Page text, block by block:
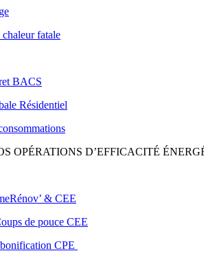
fatale
BACS
Résidentiel
OPÉRATIONS D’EFFICACITÉ
& CEE
de pouce CEE
CPE